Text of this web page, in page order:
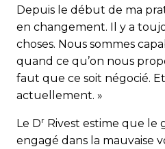
Depuis le début de ma
en changement. Il y a
choses. Nous sommes
quand ce qu’on nous
faut que ce soit négocié. Et
actuellement. »
Le Dr Rivest estime que le
engagé dans la mauvaise